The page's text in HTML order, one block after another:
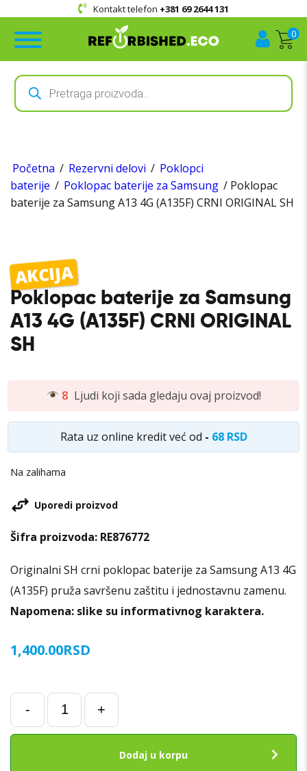
Kontakt telefon +381 69 2644 131
0
Products
search
Početna / Rezervni delovi / Poklopci
baterije / Poklopac baterije za Samsung / Poklopac
baterije za Samsung A13 4G (A135F) CRNI ORIGINAL SH
8 Ljudi koji sada gledaju ovaj proizvod!
Rata uz online kredit već od - 68 RSD
AKCIJA
Poklopac baterije za Samsung
A13 4G (A135F) CRNI ORIGINAL
SH
1,400.00RSD
Na zalihama
Originalni SH crni poklopac baterije za Samsung A13 4G
(A135F) pruža savršenu zaštitu i jednostavnu zamenu.
Napomena: slike su informativnog karaktera.
-
Poklopac
baterije
za
+
Dodaj u korpu
Uporedi proizvod
Šifra proizvoda: RE876772